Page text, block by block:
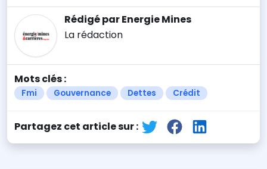
Rédigé par Energie Mines
La rédaction
Mots clés :
Fmi Gouvernance Dettes Crédit
Partagez cet article sur :